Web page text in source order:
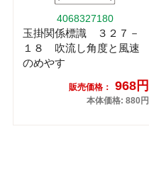
4068327180
玉掛関係標識 ３２７－
１８ 吹流し角度と風速
のめやす
販売価格： 968円
本体価格: 880円